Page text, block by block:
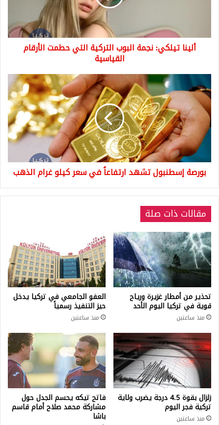
القياسية
ألينا تيلكي: نجمة البوب التركية التي حطمت الأرقام
القياسية
بورصة
إسطنبول
تشهد
ارتفاعاً
في
سعر
كيلو
الذهب
بورصة إسطنبول تشهد ارتفاعاً في سعر كيلو غرام الذهب
مقالات ذات صلة
تحذير من أمطار غزيرة ورياح
قوية في تركيا اليوم الأحد
منذ ساعتين
العفو الجامعي في تركيا يدخل
حيز التنفيذ رسمياً
منذ ساعتين
زلزال بقوة 4.5 درجة يضرب ولاية
تركية فجر اليوم
منذ ساعتين
فاتح تيكه يحسم الجدل حول
مشاركة محمد صلاح أمام قاسم
باشا